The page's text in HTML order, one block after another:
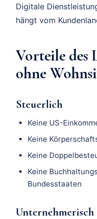
Digitale
hängt vom
Vorteile des
ohne
Steuerlich
Keine US-
Keine
Keine
Keine
Bundesstaaten
Unternehmerisch